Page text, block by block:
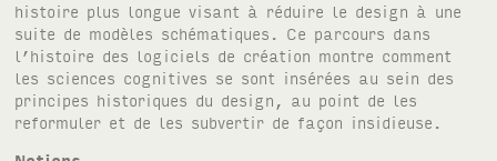
histoire plus longue visant à réduire le design à une
suite de modèles schématiques. Ce parcours dans
l’histoire des logiciels de création montre comment
les sciences cognitives se sont insérées au sein des
principes historiques du design, au point de les
reformuler et de les subvertir de façon insidieuse.